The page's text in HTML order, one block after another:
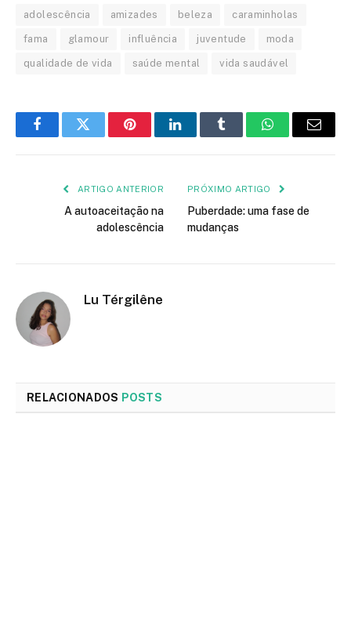
adolescência amizades beleza caraminholas
fama glamour influência juventude moda
qualidade de vida saúde mental vida saudável
FacebookTwitter PinterestLinkedInTumblr WhatsApp
E-
ARTIGO ANTERIOR
A autoaceitação na
adolescência
PRÓXIMO ARTIGO
Puberdade: uma fase de
mudanças
Lu Térgilêne
RELACIONADOS POSTS